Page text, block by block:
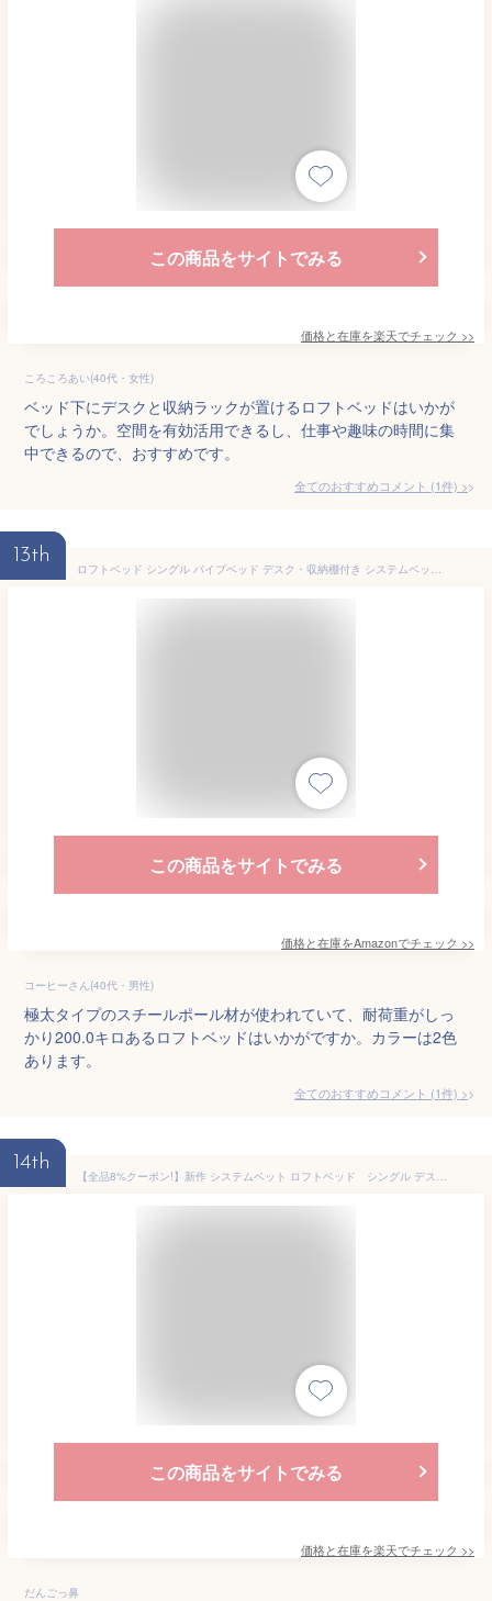
この商品をサイトでみる
価格と在庫を楽天でチェック >>
ころころあい(40代・女性)
ベッド下にデスクと収納ラックが置けるロフトベッドはいかが
でしょうか。空間を有効活用できるし、仕事や趣味の時間に集
中できるので、おすすめです。
全てのおすすめコメント (1件) >
13th
ロフトベッド シングル パイプベッド デスク・収納棚付き システムベッド スチール 耐荷重200kg ハシゴ 左右入れ替え可能 省スペース設計 ベッド下収納 大人 北欧ヴィンテージ風 (ブラック)
この商品をサイトでみる
価格と在庫をAmazonでチェック >>
コーヒーさん(40代・男性)
極太タイプのスチールポール材が使われていて、耐荷重がしっ
かり200.0キロあるロフトベッドはいかがですか。カラーは2色
あります。
全てのおすすめコメント (1件) >
14th
【全品8%クーポン!】新作 システムベット ロフトベッド シングル デスク付き ラック棚付き 耐荷重150kg 高さ170cm 北欧風 木目 子供ベッド 二段ベッド 大人ベッド 一人暮らし 子供部屋二段ベッド スチール 耐震 ベッド クリスマス
この商品をサイトでみる
価格と在庫を楽天でチェック >>
だんごっ鼻